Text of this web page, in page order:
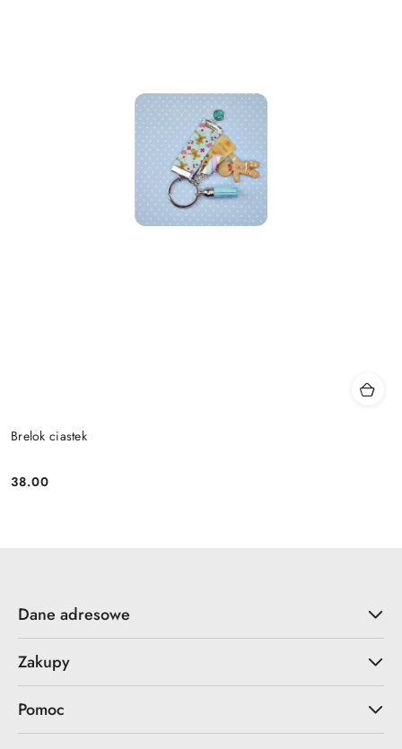
Brelok ciastek
Cena:
38.00
Dane adresowe
Zakupy
Pomoc